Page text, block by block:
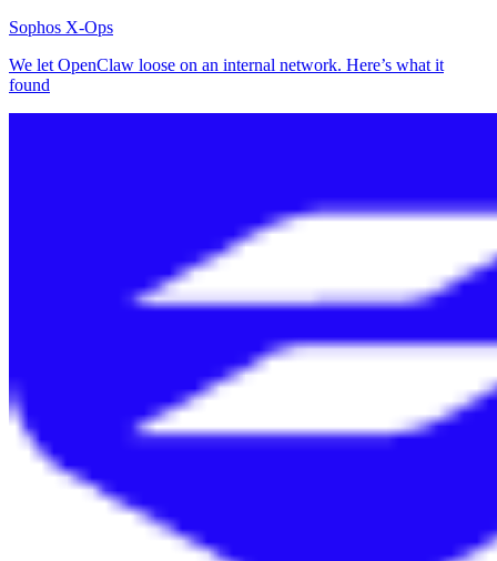
Sophos X-Ops
We let OpenClaw loose on an internal network. Here’s what it
found